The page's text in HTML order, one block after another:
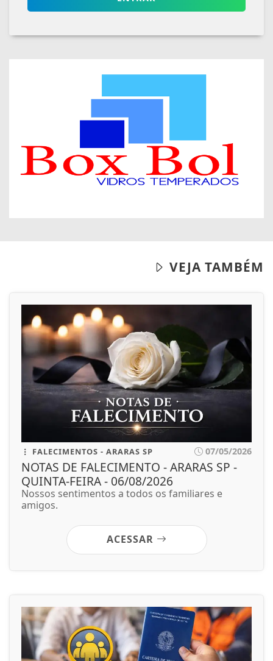
VEJA TAMBÉM
FALECIMENTOS - ARARAS SP 07/05/2026
NOTAS DE FALECIMENTO - ARARAS SP -
QUINTA-FEIRA - 06/08/2026
Nossos sentimentos a todos os familiares e
amigos.
ACESSAR